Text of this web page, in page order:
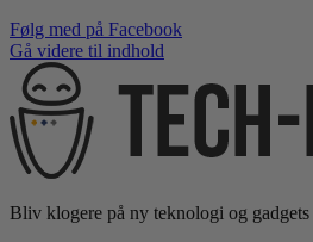
Følg med på Facebook
Gå videre til indhold
Bliv klogere på ny teknologi og gadgets